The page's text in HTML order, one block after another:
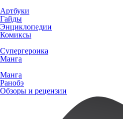
Артбуки
Гайды
Энциклопедии
Комиксы
Супергероика
Манга
Манга
Ранобэ
Обзоры и рецензии